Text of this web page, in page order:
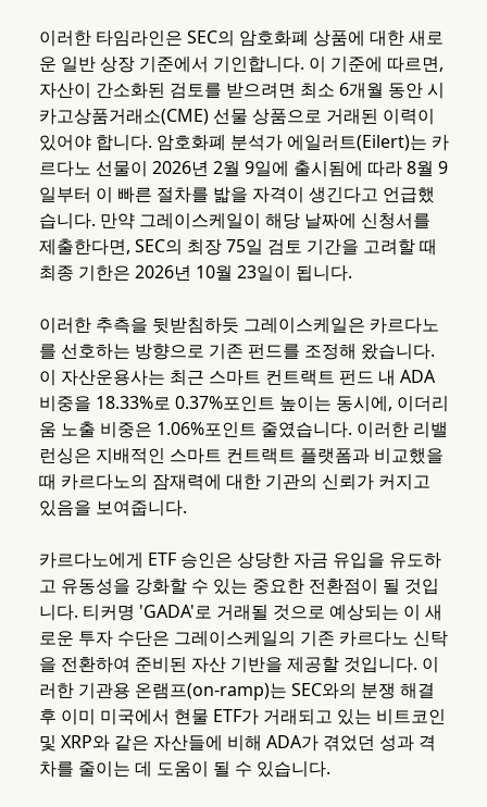
이러한 타임라인은 SEC의 암호화폐 상품에 대한 새로
운 일반 상장 기준에서 기인합니다. 이 기준에 따르면,
자산이 간소화된 검토를 받으려면 최소 6개월 동안 시
카고상품거래소(CME) 선물 상품으로 거래된 이력이
있어야 합니다. 암호화폐 분석가 에일러트(Eilert)는 카
르다노 선물이 2026년 2월 9일에 출시됨에 따라 8월 9
일부터 이 빠른 절차를 밟을 자격이 생긴다고 언급했
습니다. 만약 그레이스케일이 해당 날짜에 신청서를
제출한다면, SEC의 최장 75일 검토 기간을 고려할 때
최종 기한은 2026년 10월 23일이 됩니다.
이러한 추측을 뒷받침하듯 그레이스케일은 카르다노
를 선호하는 방향으로 기존 펀드를 조정해 왔습니다.
이 자산운용사는 최근 스마트 컨트랙트 펀드 내 ADA
비중을 18.33%로 0.37%포인트 높이는 동시에, 이더리
움 노출 비중은 1.06%포인트 줄였습니다. 이러한 리밸
런싱은 지배적인 스마트 컨트랙트 플랫폼과 비교했을
때 카르다노의 잠재력에 대한 기관의 신뢰가 커지고
있음을 보여줍니다.
카르다노에게 ETF 승인은 상당한 자금 유입을 유도하
고 유동성을 강화할 수 있는 중요한 전환점이 될 것입
니다. 티커명 'GADA'로 거래될 것으로 예상되는 이 새
로운 투자 수단은 그레이스케일의 기존 카르다노 신탁
을 전환하여 준비된 자산 기반을 제공할 것입니다. 이
러한 기관용 온램프(on-ramp)는 SEC와의 분쟁 해결
후 이미 미국에서 현물 ETF가 거래되고 있는 비트코인
및 XRP와 같은 자산들에 비해 ADA가 겪었던 성과 격
차를 줄이는 데 도움이 될 수 있습니다.